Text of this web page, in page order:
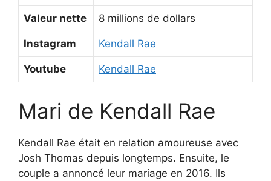
Valeur nette 8 millions de dollars
Instagram Kendall Rae
Youtube Kendall Rae
Mari de Kendall Rae
Kendall Rae était en relation amoureuse avec
Josh Thomas depuis longtemps. Ensuite, le
couple a annoncé leur mariage en 2016. Ils